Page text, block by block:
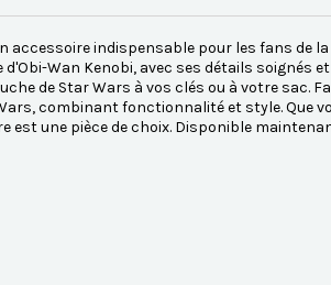
accessoire indispensable pour les fans de
Wan Kenobi, avec ses détails soignés et
de Star Wars à vos clés ou à votre sac.
combinant fonctionnalité et style. Que
est une pièce de choix. Disponible